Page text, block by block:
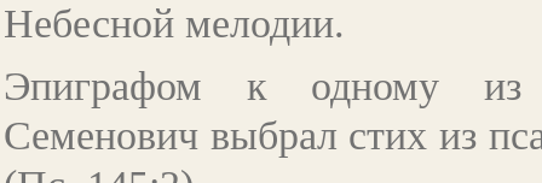
Небесной мелодии.
Эпиграфом к одному из
Семенович выбрал стих из